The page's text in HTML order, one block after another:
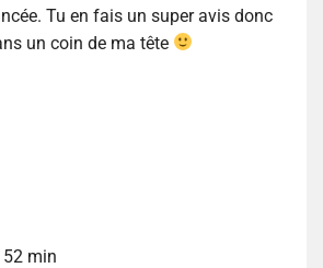
Tu en fais un super avis donc
un coin de ma tête
min